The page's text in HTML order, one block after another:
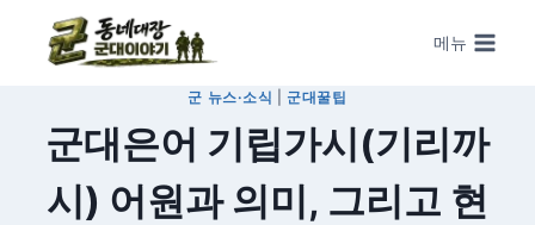
Skip to content
메뉴
군 ​뉴스·소식 군대꿀팁
군대은어 기립가시(기리까
시) 어원과 의미, 그리고 현